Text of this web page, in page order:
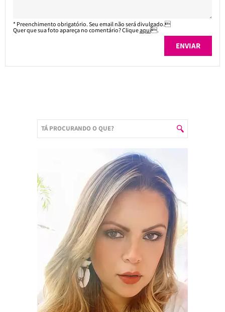
* Preenchimento obrigatório. Seu email não será divulgado.
Quer que sua foto apareça no comentário? Cliqueaqui.